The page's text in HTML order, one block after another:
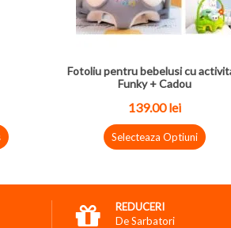
Fotoliu pentru bebelusi cu
Funky + Cadou
139.00lei
Selecteaza Optiuni
REDUCERI
De Sarbatori